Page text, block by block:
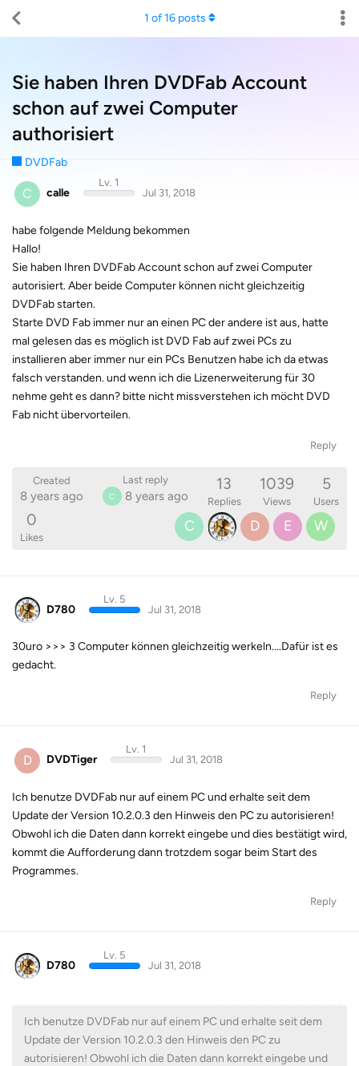
Sie haben Ihren DVDFab Account
schon auf zwei Computer
authorisiert
DVDFab
1 of16posts
C calle
Lv. 1
Jul 31, 2018
habe folgende Meldung bekommen
Hallo!
Sie haben Ihren DVDFab Account schon auf zwei Computer
autorisiert. Aber beide Computer können nicht gleichzeitig
DVDFab starten.
Starte DVD Fab immer nur an einen PC der andere ist aus, hatte
mal gelesen das es möglich ist DVD Fab auf zwei PCs zu
installieren aber immer nur ein PCs Benutzen habe ich da etwas
falsch verstanden. und wenn ich die Lizenerweiterung für 30 
nehme geht es dann? bitte nicht missverstehen ich möcht DVD
Fab nicht übervorteilen.
Reply
Created
8 years ago
Last reply
C 8 years ago
13
Replies
1039
Views
5
Users
0
Likes
C D E W
D780
Lv. 5
Jul 31, 2018
30uro >>> 3 Computer können gleichzeitig werkeln....Dafür ist es
gedacht.
Reply
D DVDTiger
Lv. 1
Jul 31, 2018
Ich benutze DVDFab nur auf einem PC und erhalte seit dem
Update der Version 10.2.0.3 den Hinweis den PC zu autorisieren!
Obwohl ich die Daten dann korrekt eingebe und dies bestätigt wird,
kommt die Aufforderung dann trotzdem sogar beim Start des
Programmes.
Reply
D780
Lv. 5
Jul 31, 2018
Ich benutze DVDFab nur auf einem PC und erhalte seit dem
Update der Version 10.2.0.3 den Hinweis den PC zu
autorisieren! Obwohl ich die Daten dann korrekt eingebe und